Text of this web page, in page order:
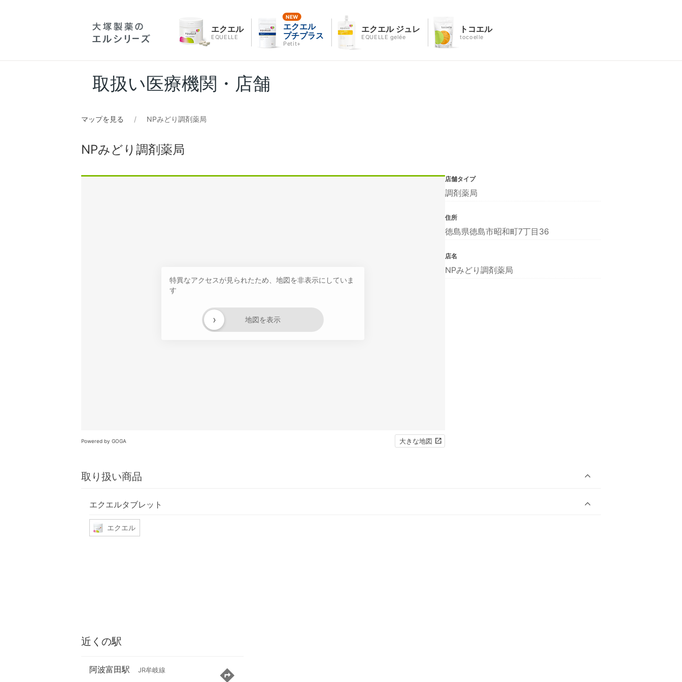
エクエル
EQUELLE
エクエル
プチプラス
Petit+
エクエル ジュレ
EQUELLE gelée
トコエル
tocoelle
取扱い医療機関・店舗
マップを見る NPみどり調剤薬局
NPみどり調剤薬局
特異なアクセスが見られたため、地図を非表示にしていま
す
地図を表示
›
Powered by GOGA 大きな地図
取り扱い商品
エクエルタブレット
エクエル
店舗タイプ
調剤薬局
住所
徳島県徳島市昭和町7丁目36
店名
NPみどり調剤薬局
近くの駅
阿波富田駅 JR牟岐線